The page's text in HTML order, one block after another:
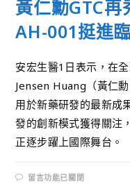
黃仁勳GTC
AH-001挺進
安宏生醫1日表示，在
Jensen Huang（黃仁
用於新藥研發的最新成
發的創新模式獲得關注
正逐步躍上國際舞台。
留言功能已關閉